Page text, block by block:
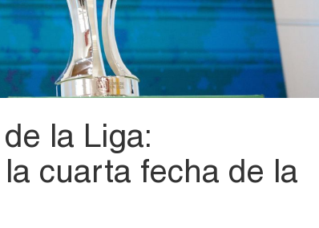
la Liga:
cuarta fecha de la